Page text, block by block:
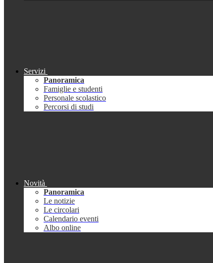
Servizi
Panoramica
Famiglie e studenti
Personale scolastico
Percorsi di studi
Novità
Panoramica
Le notizie
Le circolari
Calendario eventi
Albo online